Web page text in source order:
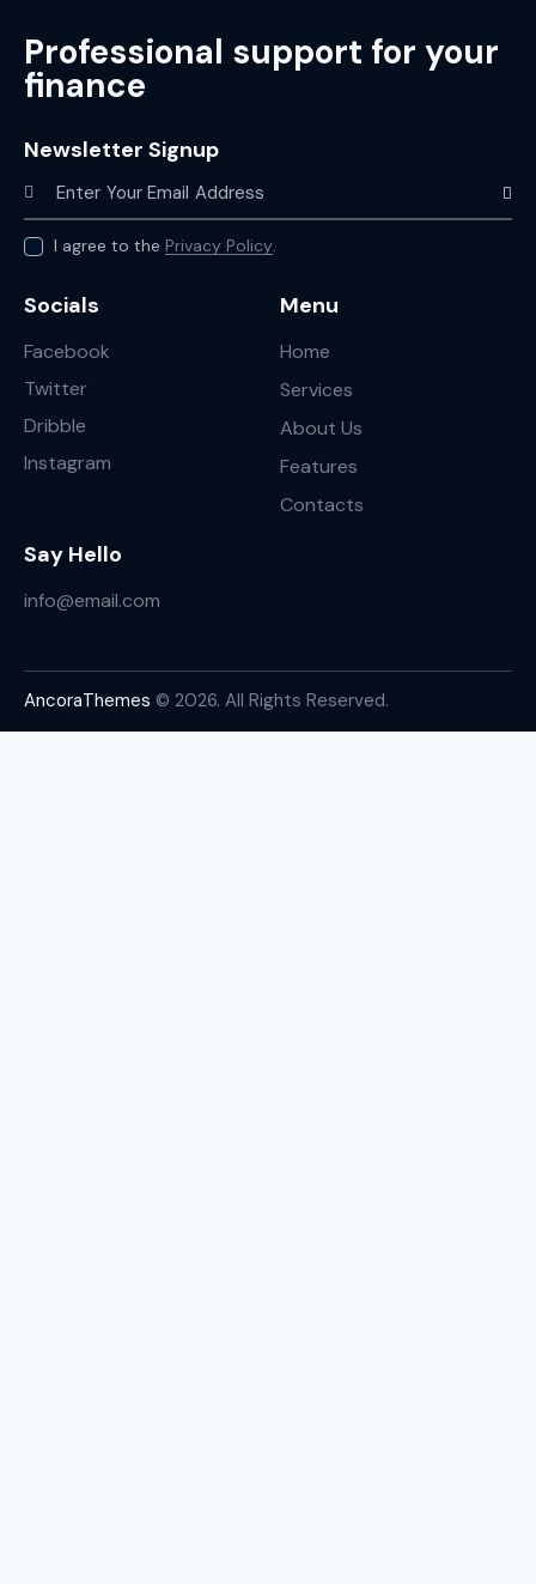
Professional support for your
finance
Newsletter Signup
I agree to the Privacy Policy.
Socials
Facebook
Twitter
Dribble
Instagram
Menu
Home
Services
About Us
Features
Contacts
Say Hello
info@email.com
AncoraThemes © 2026. All Rights Reserved.